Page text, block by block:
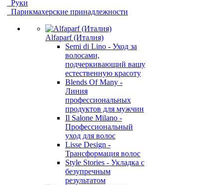
Руки
Парикмахерские принадлежности
Alfaparf (Италия)
Semi di Lino - Уход за
волосами,
подчеркивающий вашу
естественную красоту
Blends Of Many -
Линия
профессиональных
продуктов для мужчин
Il Salone Milano -
Профессиональный
уход для волос
Lisse Design -
Трансформация волос
Style Stories - Укладка с
безупречным
результатом